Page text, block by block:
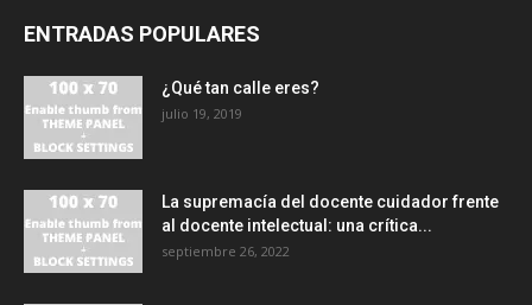
ENTRADAS POPULARES
¿Qué tan calle eres?
julio 19, 2019
La supremacía del docente cuidador frente
al docente intelectual: una crítica...
septiembre 26, 2022